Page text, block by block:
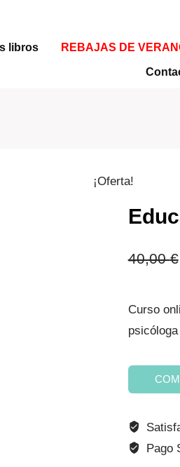
libros REBAJAS DE
¡Oferta!
40,00€
Curso
sexual
cantidad
Pago